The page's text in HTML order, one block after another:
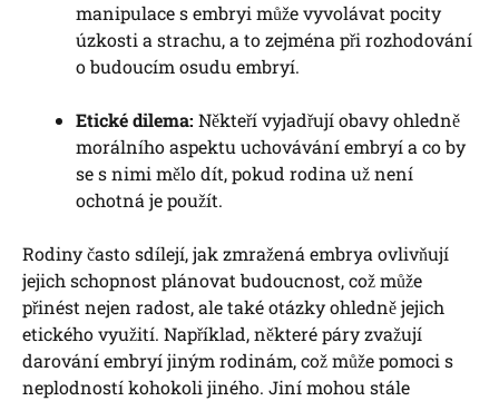
manipulace s embryi může vyvolávat pocity
úzkosti a strachu, a to zejména při rozhodování
o budoucím osudu embryí.
Etické dilema: Někteří vyjadřují obavy ohledně
morálního aspektu uchovávání embryí a co by
se s nimi mělo dít, pokud rodina už není
ochotná je použít.
Rodiny často sdílejí, jak zmražená embrya ovlivňují
jejich schopnost plánovat budoucnost, což může
přinést nejen radost, ale také otázky ohledně jejich
etického využití. Například, některé páry zvažují
darování embryí jiným rodinám, což může pomoci s
neplodností kohokoli jiného. Jiní mohou stále